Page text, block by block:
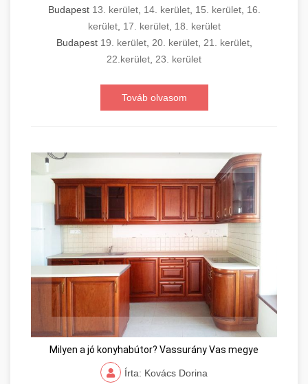
Budapest 13. kerület, 14. kerület, 15. kerület, 16.
kerület, 17. kerület, 18. kerület
Budapest 19. kerület, 20. kerület, 21. kerület,
22.kerület, 23. kerület
Továb olvasom
Milyen a jó konyhabútor? Vassurány Vas megye
Írta: Kovács Dorina